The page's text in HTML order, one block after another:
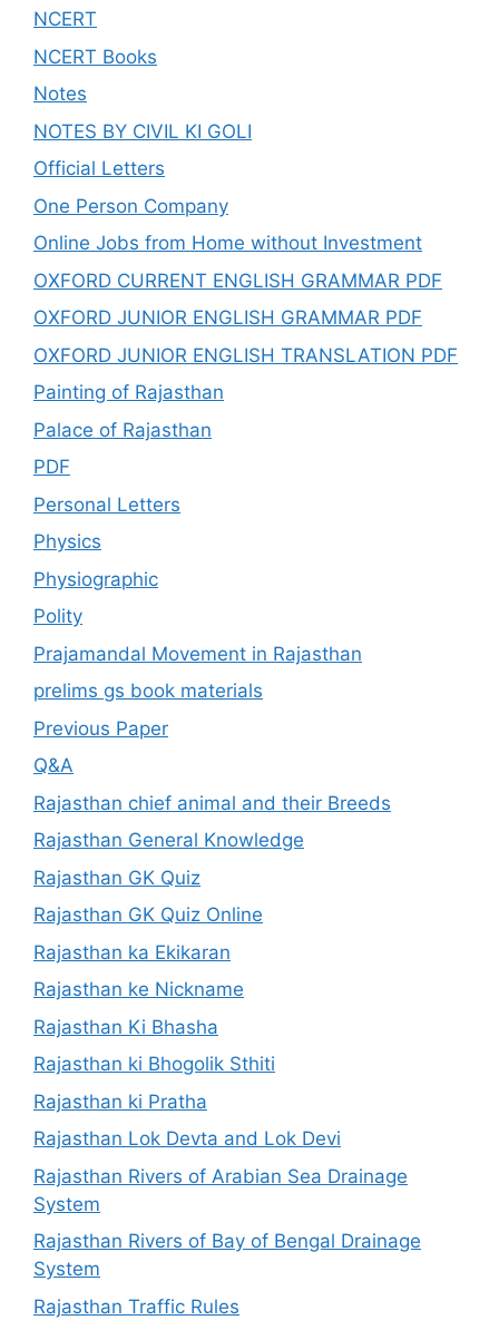
NCERT
NCERT Books
Notes
NOTES BY CIVIL KI GOLI
Official Letters
One Person Company
Online Jobs from Home without Investment
OXFORD CURRENT ENGLISH GRAMMAR PDF
OXFORD JUNIOR ENGLISH GRAMMAR PDF
OXFORD JUNIOR ENGLISH TRANSLATION PDF
Painting of Rajasthan
Palace of Rajasthan
PDF
Personal Letters
Physics
Physiographic
Polity
Prajamandal Movement in Rajasthan
prelims gs book materials
Previous Paper
Q&A
Rajasthan chief animal and their Breeds
Rajasthan General Knowledge
Rajasthan GK Quiz
Rajasthan GK Quiz Online
Rajasthan ka Ekikaran
Rajasthan ke Nickname
Rajasthan Ki Bhasha
Rajasthan ki Bhogolik Sthiti
Rajasthan ki Pratha
Rajasthan Lok Devta and Lok Devi
Rajasthan Rivers of Arabian Sea Drainage
System
Rajasthan Rivers of Bay of Bengal Drainage
System
Rajasthan Traffic Rules